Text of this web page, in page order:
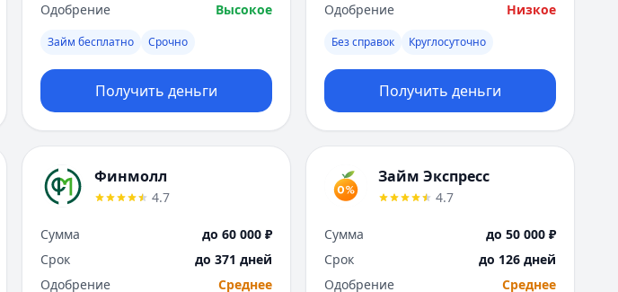
Одобрение
Высокое
Займ бесплатно Срочно
Получить деньги
Одобрение
Низкое
Без справок Круглосуточно
Получить деньги
Финмолл
4.7
Сумма
до 60 000 ₽
Срок
до 371 дней
Одобрение
Среднее
Займ Экспресс
4.7
Сумма
до 50 000 ₽
Срок
до 126 дней
Одобрение
Среднее